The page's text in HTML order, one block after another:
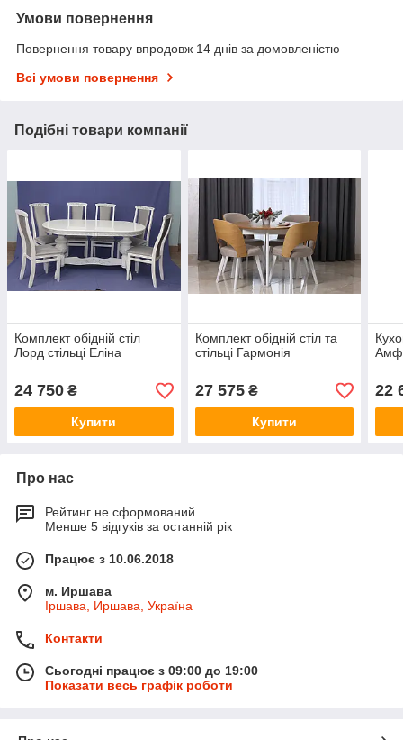
Умови повернення
Повернення товару впродовж 14 днів за домовленістю
Всі умови повернення
Подібні товари компанії
Комплект обідній стіл
Лорд стільці Еліна
24 750 ₴
Купити
Комплект обідній стіл та
стільці Гармонія
27 575₴
Купити
22
Про нас
Рейтинг не сформований
Менше 5 відгуків за останній рік
Працює з 10.06.2018
м. Иршава
Іршава, Иршава, Україна
Контакти
Сьогодні працює з 09:00 до 19:00
Показати весь графік роботи